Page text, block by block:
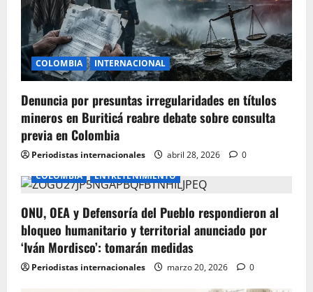
t
i
o
n
COLOMBIA INTERNACIONAL
Denuncia por presuntas irregularidades en títulos
mineros en Buriticá reabre debate sobre consulta
previa en Colombia
Periodistas internacionales abril 28, 2026
0
COLOMBIA
ENTRETENIMIENTO
ONU, OEA y Defensoría del Pueblo respondieron al
bloqueo humanitario y territorial anunciado por
‘Iván Mordisco’: tomarán medidas
Periodistas internacionales marzo 20, 2026 0